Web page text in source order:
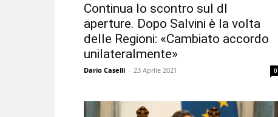
Continua lo scontro sul dl
aperture. Dopo Salvini è la volta
delle Regioni: «Cambiato accordo
unilateralmente»
Dario Caselli - 23 Aprile 2021 0